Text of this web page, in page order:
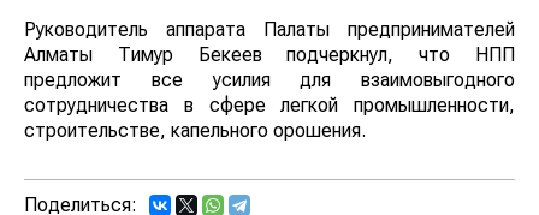
Руководитель аппарата Палаты предпринимателей
Алматы Тимур Бекеев подчеркнул, что НПП
предложит все усилия для взаимовыгодного
сотрудничества в сфере легкой промышленности,
строительстве, капельного орошения.
Поделиться: